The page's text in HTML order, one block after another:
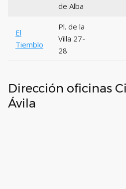
de Alba
El
Tiemblo
Pl. de la
Villa 27-
28
Dirección oficinas
Ávila